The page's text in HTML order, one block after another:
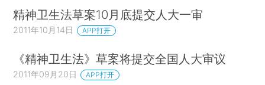
精神卫生法草案10月底提交人大一审
2011年10月14日 APP打开
《精神卫生法》草案将提交全国人大审议
2011年09月20日 APP打开